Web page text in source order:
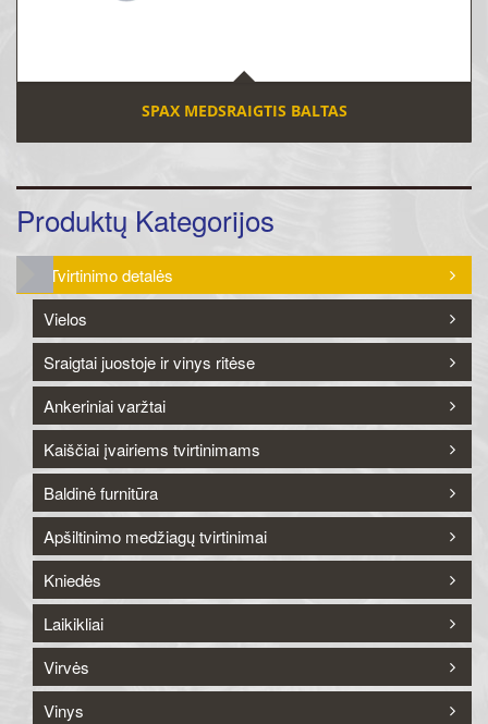
SPAX MEDSRAIGTIS BALTAS
Produktų Kategorijos
Tvirtinimo detalės
Vielos
Sraigtai juostoje ir vinys ritėse
Ankeriniai varžtai
Kaiščiai įvairiems tvirtinimams
Baldinė furnitūra
Apšiltinimo medžiagų tvirtinimai
Kniedės
Laikikliai
Virvės
Vinys